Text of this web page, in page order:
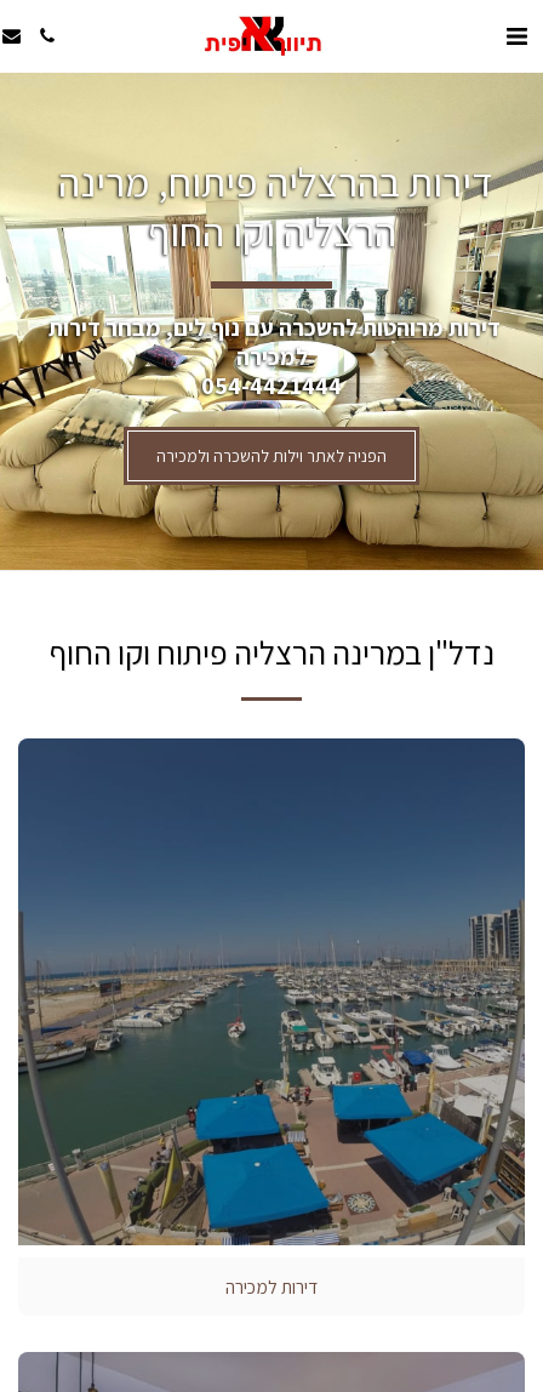
דירות בהרצליה פיתוח, מרינה
הרצליה וקו החוף
דירות מרוהטות להשכרה עם נוף לים, מבחר דירות
למכירה
054-4421444
הפניה לאתר וילות להשכרה ולמכירה
נדל"ן במרינה הרצליה פיתוח וקו החוף
דירות למכירה